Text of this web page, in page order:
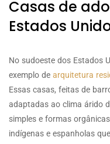
Casas de
Estados
No sudoeste dos Estados
exemplo de arquitetura
Essas casas, feitas de
adaptadas ao clima árido
simples e formas
indígenas e espanholas